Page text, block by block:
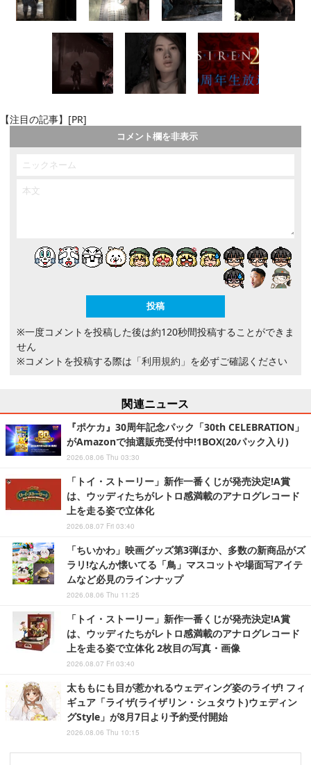
【注目の記事】[PR]
コメント欄を非表示
※一度コメントを投稿した後は約120秒間投稿することができま
せん
※コメントを投稿する際は 「利用規約」 を必ずご確認ください
関連ニュース
『ポケカ』30周年記念パック「30th CELEBRATION」
がAmazonで抽選販売受付中!1BOX(20パック入り)
2026.08.06 Thu 03:30
「トイ・ストーリー」新作一番くじが発売決定!A賞
は、ウッディたちがレトロ感満載のアナログレコード
上を走る姿で立体化
2026.08.07 Fri 03:40
「ちいかわ」映画グッズ第3弾ほか、多数の新商品がズ
ラリ!なんか懐いてる「鳥」マスコットや場面写アイテ
ムなど必見のラインナップ
2026.08.06 Thu 11:25
「トイ・ストーリー」新作一番くじが発売決定!A賞
は、ウッディたちがレトロ感満載のアナログレコード
上を走る姿で立体化 2枚目の写真・画像
2026.08.07 Fri 03:40
太ももにも目が惹かれるウェディング姿のライザ! フィ
ギュア「ライザ(ライザリン・シュタウト)ウェディン
グStyle」が8月7日より予約受付開始
2026.08.06 Thu 10:15